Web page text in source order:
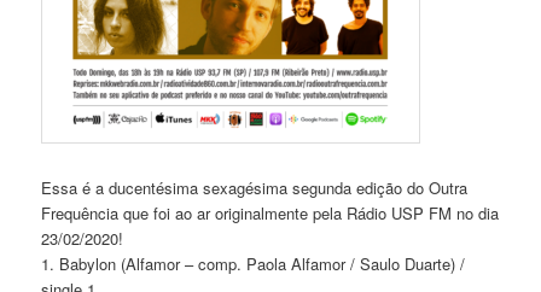
Essa é a ducentésima sexagésima segunda edição do Outra
Frequência que foi ao ar originalmente pela Rádio USP FM no dia
23/02/2020!
1. Babylon (Alfamor – comp. Paola Alfamor / Saulo Duarte) /